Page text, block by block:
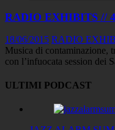
RADIO EXHIBITS //
18/06/2015 RADIO
Musica di contaminazione,
con l’infuocata session
ULTIMI PODCAST